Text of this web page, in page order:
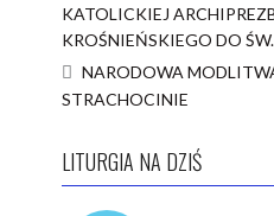
KATOLICKIEJ
KROŚNIEŃSKIEGO DO
NARODOWA
STRACHOCINIE
LITURGIA NA DZIŚ